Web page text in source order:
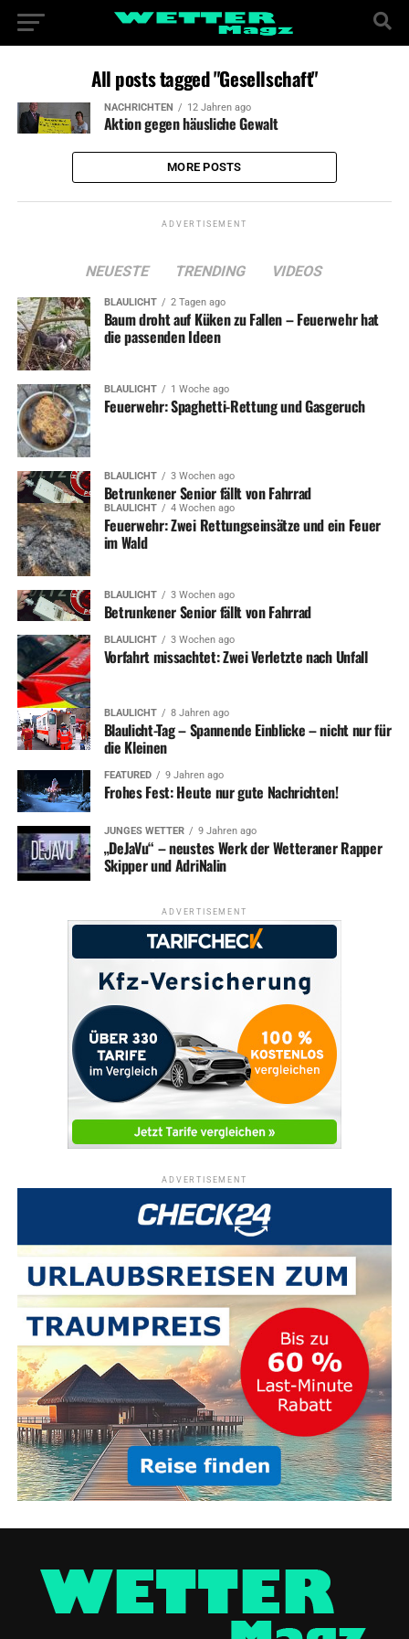
All posts tagged "Gesellschaft"
NACHRICHTEN 12 Jahren ago
Aktion gegen häusliche Gewalt
MORE POSTS
ADVERTISEMENT
NEUESTE TRENDING VIDEOS
BLAULICHT 2 Tagen ago
Baum droht auf Küken zu Fallen – Feuerwehr hat
die passenden Ideen
BLAULICHT 1 Woche ago
Feuerwehr: Spaghetti-Rettung und Gasgeruch
BLAULICHT 3 Wochen ago
Betrunkener Senior fällt von Fahrrad
BLAULICHT 4 Wochen ago
Feuerwehr: Zwei Rettungseinsätze und ein Feuer
im Wald
BLAULICHT 3 Wochen ago
Betrunkener Senior fällt von Fahrrad
BLAULICHT 3 Wochen ago
Vorfahrt missachtet: Zwei Verletzte nach Unfall
BLAULICHT 8 Jahren ago
Blaulicht-Tag – Spannende Einblicke – nicht nur für
die Kleinen
FEATURED 9 Jahren ago
Frohes Fest: Heute nur gute Nachrichten!
JUNGES WETTER 9 Jahren ago
„DeJaVu“ – neustes Werk der Wetteraner Rapper
Skipper und AdriNalin
ADVERTISEMENT
ADVERTISEMENT